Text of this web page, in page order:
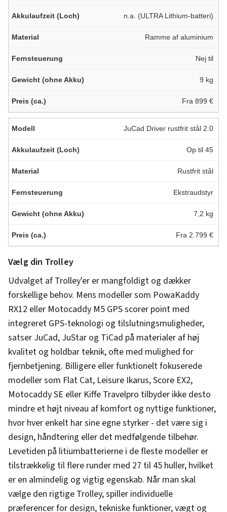
n.a. (ULTRA Lithium-batteri)
Ramme af aluminium
Nej til
9 kg
Fra 899 €
JuCad Driver rustfrit stål 2.0
Op til 45
Rustfrit stål
Ekstraudstyr
7,2 kg
Fra 2.799 €
Vælg din Trolley
Udvalget af Trolley'er er mangfoldigt og dækker
forskellige behov. Mens modeller som PowaKaddy
RX12 eller Motocaddy M5 GPS scorer point med
integreret GPS-teknologi og tilslutningsmuligheder,
satser JuCad, JuStar og TiCad på materialer af høj
kvalitet og holdbar teknik, ofte med mulighed for
fjernbetjening. Billigere eller funktionelt fokuserede
modeller som Flat Cat, Leisure Ikarus, Score EX2,
Motocaddy SE eller Kiffe Travelpro tilbyder ikke desto
mindre et højt niveau af komfort og nyttige funktioner,
hvor hver enkelt har sine egne styrker - det være sig i
design, håndtering eller det medfølgende tilbehør.
Levetiden på litiumbatterierne i de fleste modeller er
tilstrækkelig til flere runder med 27 til 45 huller, hvilket
er en almindelig og vigtig egenskab. Når man skal
vælge den rigtige Trolley, spiller individuelle
præferencer for design, tekniske funktioner, vægt og